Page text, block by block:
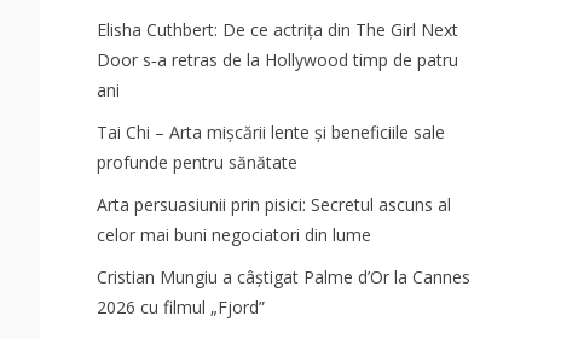
Elisha Cuthbert: De ce actrița din The Girl Next
Door s‑a retras de la Hollywood timp de patru
ani
Tai Chi – Arta mișcării lente și beneficiile sale
profunde pentru sănătate
Arta persuasiunii prin pisici: Secretul ascuns al
celor mai buni negociatori din lume
Cristian Mungiu a câștigat Palme d’Or la Cannes
2026 cu filmul „Fjord”